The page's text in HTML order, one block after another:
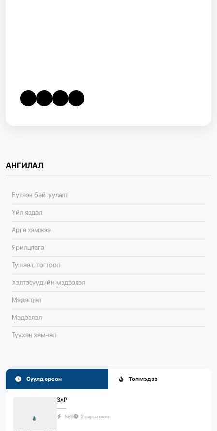
АНГИЛАЛ
Бүтээн байгуулалт
Үйл явдал
Арга хэмжээ
Ярилцлага
Тушаал, тогтоол
Хэлтэсүүдийн мэдээлэл
Мэдэгдэл
Мэдээлэл
Түүхэн замнал
Сүүлд орсон Топ мэдээ
ЗАР
589 2 сарын өмнө